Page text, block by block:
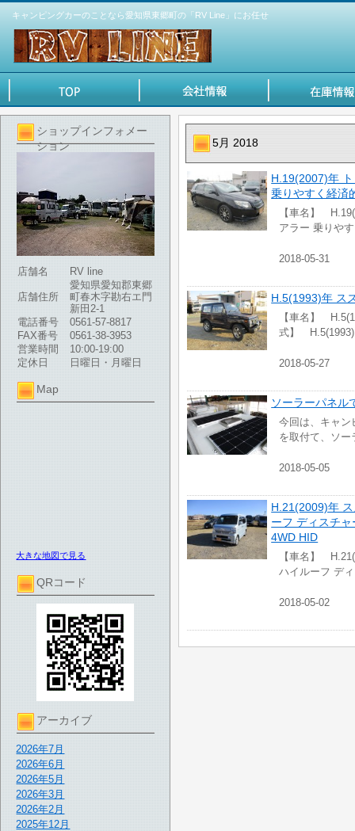
キャンピングカーのことなら愛知県東郷町の「RV Line」にお任せ
ショップインフォメー
ション
店舗名 RV line
店舗住所
愛知県愛知郡東郷
町春木字勘右エ門
新田2-1
電話番号
0561-57-8817
FAX番号
0561-38-3953
営業時間
10:00-19:00
定休日
日曜日・月曜日
Map
大きな地図で見る
QRコード
アーカイブ
2026年7月
2026年6月
2026年5月
2026年3月
2026年2月
2025年12月
5月 2018
H.19(2007)年
乗りやすく経済
【車名】
アラー 乗りや
2018-05-31
H.5(1993)年 ス
【車名】
式】 H.5(1993)
2018-05-27
ソーラーパネル
今回は、キャ
を取付て、ソー
2018-05-05
H.21(2009)年
ーフ ディスチ
4WD HID
【車名】
ハイルーフ デ
2018-05-02